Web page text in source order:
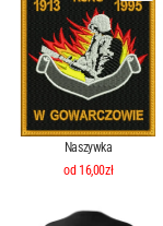
Naszywka
od 16,00zł